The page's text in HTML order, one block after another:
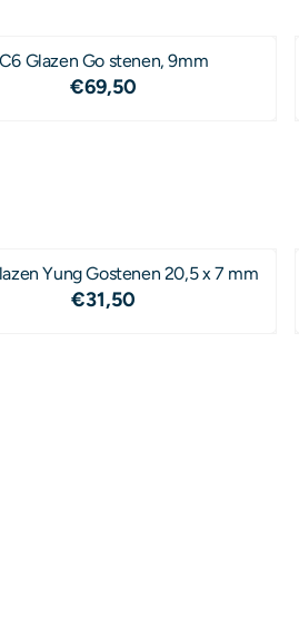
C6 Glazen Go stenen, 9mm
Prijs: 69,50
€69,50
C4P Glazen Yung Gostenen 20,5 x 7 mm
Prijs: 31,50
€31,50